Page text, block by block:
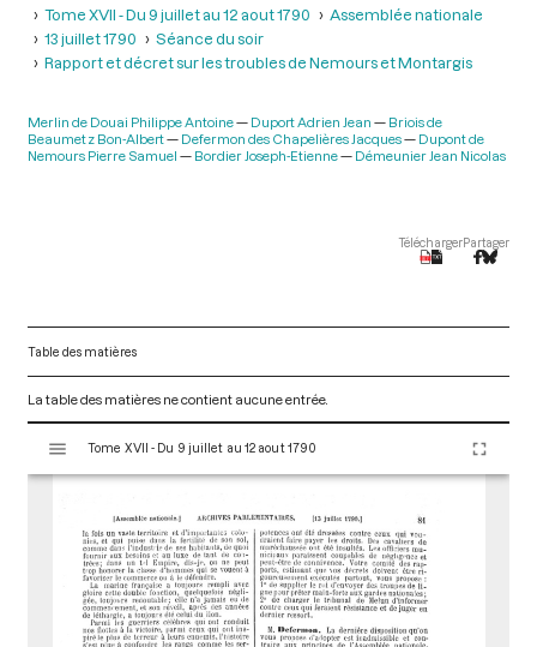
Tome XVII - Du 9 juillet au 12 aout 1790
Assemblée nationale
13 juillet 1790
Séance du soir
Rapport et décret sur les troubles de Nemours et Montargis
Merlin de Douai Philippe Antoine Duport Adrien Jean
Briois de
Beaumetz Bon-Albert
Defermon des Chapelières Jacques
Dupont de
Nemours Pierre Samuel
Bordier Joseph-Etienne Démeunier Jean Nicolas
TéléchargerPartager
Table des matières
La table des matières ne contient aucune entrée.
s
Tome XVII - Du 9 juillet au 12 aout 1790